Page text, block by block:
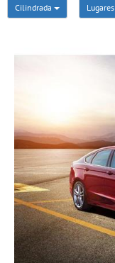
Cilindrada Lugares